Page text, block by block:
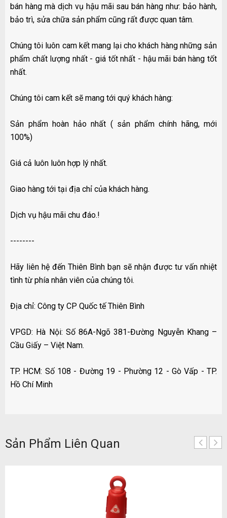
bán hàng mà dịch vụ hậu mãi sau bán hàng như: bảo hành,
bảo trì, sửa chữa sản phẩm cũng rất được quan tâm.
Chúng tôi luôn cam kết mang lại cho khách hàng những sản
phẩm chất lượng nhất - giá tốt nhất - hậu mãi bán hàng tốt
nhất.
Chúng tôi cam kết sẽ mang tới quý khách hàng:
Sản phẩm hoàn hảo nhất ( sản phẩm chính hãng, mới
100%)
Giá cả luôn luôn hợp lý nhất.
Giao hàng tới tại địa chỉ của khách hàng.
Dịch vụ hậu mãi chu đáo.!
--------
Hãy liên hệ đến Thiên Bình bạn sẽ nhận được tư vấn nhiệt
tình từ phía nhân viên của chúng tôi.
Địa chỉ: Công ty CP Quốc tế Thiên Bình
VPGD: Hà Nội: Số 86A-Ngõ 381-Đường Nguyễn Khang –
Cầu Giấy – Việt Nam.
TP. HCM: Số 108 - Đường 19 - Phường 12 - Gò Vấp - TP.
Hồ Chí Minh
Sản Phẩm Liên Quan